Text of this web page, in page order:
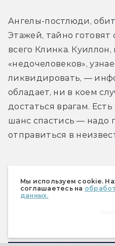
Мы используем cookie.
соглашаетесь на
данных.
Ангелы-постлюди,
Этажей, тайно готовят
всего Клинка. Куиллон,
«недочеловеков»,
ликвидировать, —
обладает, ни в коем
достаться врагам.
шанс спастись — надо
отправиться в
«Трилогия о